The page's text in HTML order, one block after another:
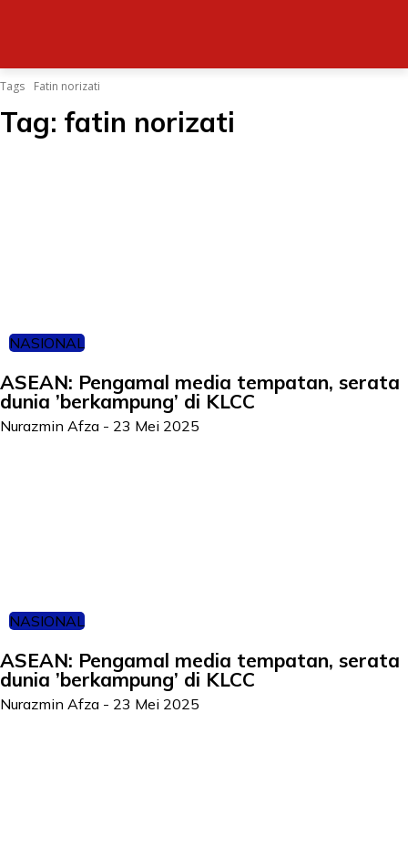
Tags Fatin norizati
Tag: fatin norizati
NASIONAL
ASEAN: Pengamal media tempatan, serata
dunia ’berkampung’ di KLCC
Nurazmin Afza - 23 Mei 2025
NASIONAL
ASEAN: Pengamal media tempatan, serata
dunia ’berkampung’ di KLCC
Nurazmin Afza - 23 Mei 2025